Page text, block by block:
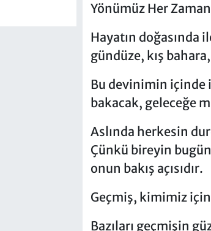
Yönümüz Her
Hayatın doğasında
gündüze, kış
Bu devinimin içinde
bakacak, geleceğe
Aslında herkesin
Çünkü bireyin
onun bakış açısıdır.
Geçmiş, kimimiz
Bazıları geçmişin